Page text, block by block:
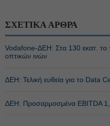
ΣΧΕΤΙΚΑ ΑΡΘΡΑ
Vodafone-ΔΕΗ: Στα 130 εκατ. το
οπτικών ινών
ΔΕΗ: Τελική ευθεία για το Data
ΔΕΗ: Προσαρμοσμένα EBITDA